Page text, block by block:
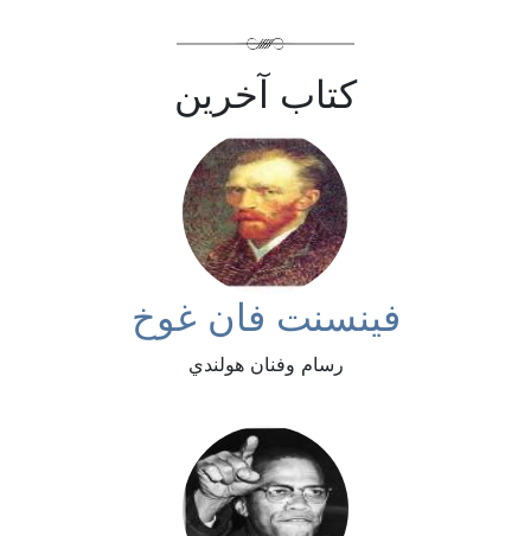
كتاب آخرين
فينسنت فان غوخ
رسام وفنان هولندي